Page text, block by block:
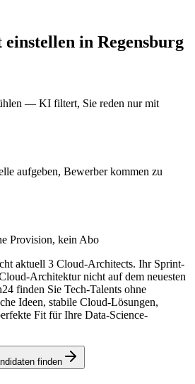
einstellen in Regensburg
— KI filtert, Sie reden nur mit
aufgeben, Bewerber kommen zu
Provision, kein Abo
aktuell 3 Cloud-Architects. Ihr Sprint-
Architektur nicht auf dem neuesten
finden Sie Tech-Talents ohne
Ideen, stabile Cloud-Lösungen,
Fit für Ihre Data-Science-
finden